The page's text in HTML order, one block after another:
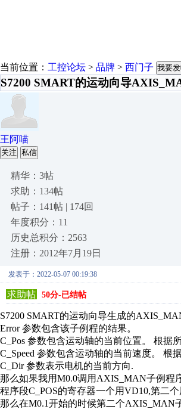
当前位置： 工控论坛 > 品牌 > 西门子 我要
S7200 SMART的运动向导
王阿喵
关注 私信
精华：3帖
求助：134帖
帖子：141帖 | 174回
年度积分：11
历史总积分：2563
注册：2012年7月19日
发表于：2022-05-07 00:19:38
求助帖 50分-已结帖
S7200 SMART的运动向导生成的
Error 参数包含该子例程的结果。
C_Pos 参数包含运动轴的当前位置。 根
C_Speed 参数包含运动轴的当前速度。
C_Dir 参数表示电机的当前方向.
那么如果我用M0.0调用 AXIS_MAN子例程
程序段C_POS的寄存器一个用VD10,第二个
那么在M0.1开始的时候第二个AXIS_MAN